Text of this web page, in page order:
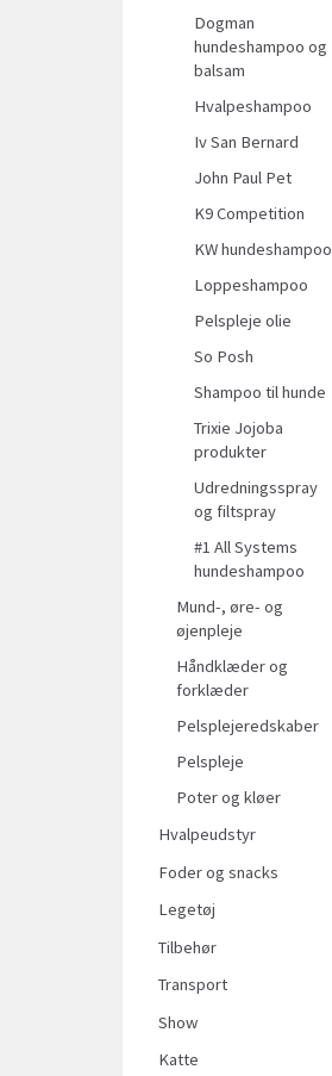
Dogman
hundeshampoo og
balsam
Hvalpeshampoo
Iv San Bernard
John Paul Pet
K9 Competition
KW hundeshampoo
Loppeshampoo
Pelspleje olie
So Posh
Shampoo til hunde
Trixie Jojoba
produkter
Udredningsspray
og filtspray
#1 All Systems
hundeshampoo
Mund-, øre- og
øjenpleje
Håndklæder og
forklæder
Pelsplejeredskaber
Pelspleje
Poter og kløer
Hvalpeudstyr
Foder og snacks
Legetøj
Tilbehør
Transport
Show
Katte